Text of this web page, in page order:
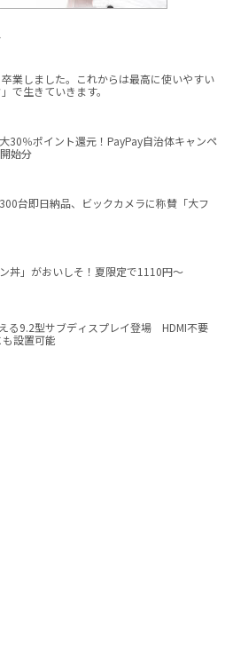
業しました。これからは最高に使いやすい
で生きていきます。
大30％ポイント還元！PayPay自治体キャンペ
始分
台即日納品、ビックカメラに称賛「大フ
ン丼」がおいしそ！夏限定で1110円～
る9.2型サブディスプレイ登場 HDMI不要
設置可能